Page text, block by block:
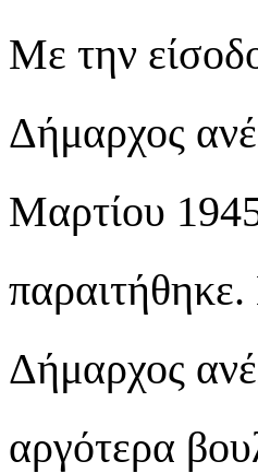
Με την
Δήμαρχος
Μαρτίου
Δήμαρχος
αργότερα